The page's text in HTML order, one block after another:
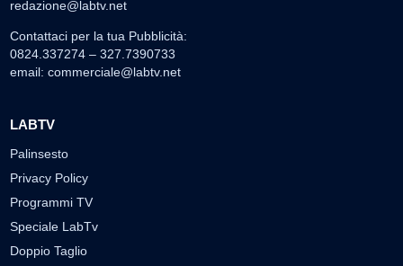
redazione@labtv.net
Contattaci per la tua Pubblicità:
0824.337274 – 327.7390733
email: commerciale@labtv.net
LABTV
Palinsesto
Privacy Policy
Programmi TV
Speciale LabTv
Doppio Taglio